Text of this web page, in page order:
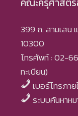
399 ถ. สามเสน
10300
โทรศัพท์ : 02-
ทะเบียน)
เบอร์โทรภา
ระบบค้นหาห